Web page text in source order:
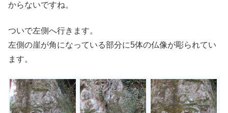
からないですね。
ついで左側へ行きます。
左側の崖が角になっている部分に5体の仏像が彫られてい
ます。